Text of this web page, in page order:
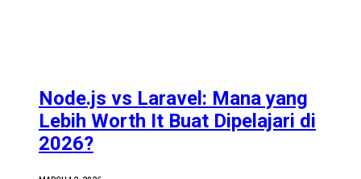
Node.js vs Laravel: Mana yang
Lebih Worth It Buat Dipelajari di
2026?